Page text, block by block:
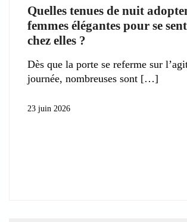
Quelles tenues de nuit
femmes élégantes pour se
chez elles ?
Dès que la porte se referme sur
journée, nombreuses sont
23 juin 2026